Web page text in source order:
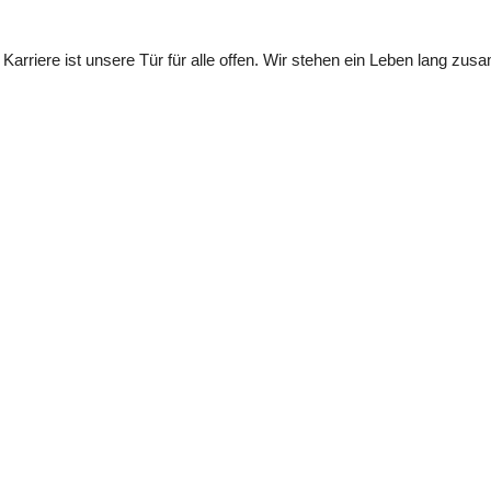
ist unsere Tür für alle offen. Wir stehen ein Leben lang